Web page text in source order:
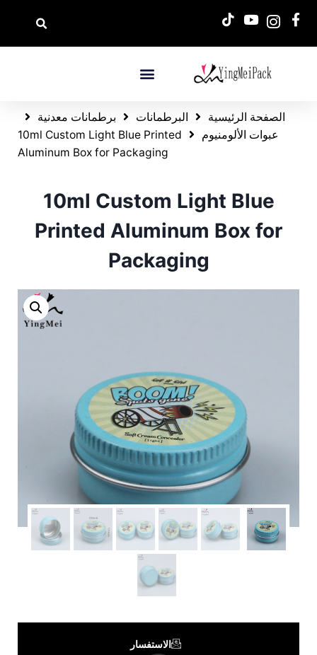
الصفحة الرئيسية البرطمانات
برطمانات معدنية
عبوات الألومنيوم
10ml Custom Light Blue Printed
Aluminum Box for Packaging
10ml Custom Light Blue
Printed Aluminum Box for
Packaging
الاستفسار